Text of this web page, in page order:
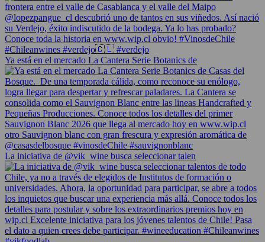
Ya está en el mercado La Cantera Serie Botanics de
La iniciativa de @vik_wine busca seleccionar talen